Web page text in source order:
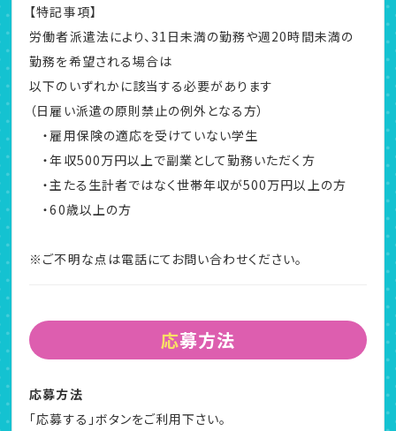
【特記事項】
労働者派遣法により、31日未満の勤務や週20時間未満の
勤務を希望される場合は
以下のいずれかに該当する必要があります
（日雇い派遣の原則禁止の例外となる方）
・雇用保険の適応を受けていない学生
・年収500万円以上で副業として勤務いただく方
・主たる生計者ではなく世帯年収が500万円以上の方
・60歳以上の方
※ご不明な点は電話にてお問い合わせください。
応募方法
応募方法
「応募する」ボタンをご利用下さい。